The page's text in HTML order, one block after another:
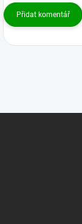
Přidat komentář